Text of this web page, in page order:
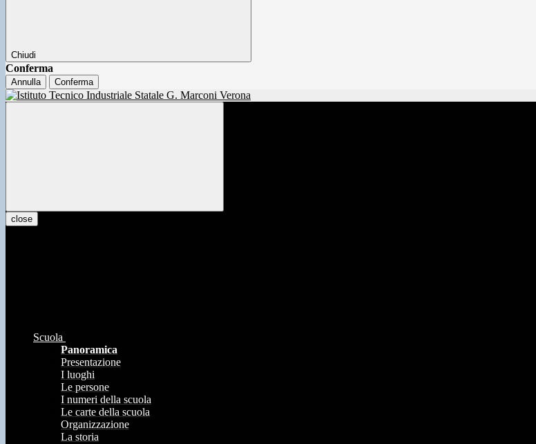
Chiudi
Conferma
Annulla Conferma
close
Scuola
Panoramica
Presentazione
I luoghi
Le persone
I numeri della scuola
Le carte della scuola
Organizzazione
La storia